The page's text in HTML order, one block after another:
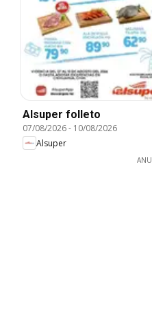
Alsuper folleto
07/08/2026- 10/08/2026
Alsuper